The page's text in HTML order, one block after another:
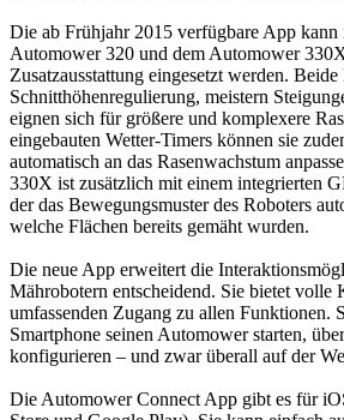
Die ab Frühjahr 2015 verfügbare App
Automower 320 und dem Automower
Zusatzausstattung eingesetzt werden.
Schnitthöhenregulierung, meistern
eignen sich für größere und komplexere
eingebauten Wetter-Timers können sie
automatisch an das Rasenwachstum
330X ist zusätzlich mit einem integrierten
der das Bewegungsmuster des Roboters
welche Flächen bereits gemäht wurden.
Die neue App erweitert die
Mährobotern entscheidend. Sie bietet volle
umfassenden Zugang zu allen Funktionen.
Smartphone seinen Automower starten,
konfigurieren – und zwar überall auf der
Die Automower Connect App gibt es für